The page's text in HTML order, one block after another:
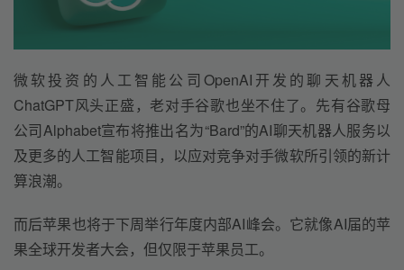
微软投资的人工智能公司OpenAI开发的聊天机器人
ChatGPT风头正盛，老对手谷歌也坐不住了。先有谷歌母
公司Alphabet宣布将推出名为“Bard”的AI聊天机器人服务以
及更多的人工智能项目，以应对竞争对手微软所引领的新计
算浪潮。
而后苹果也将于下周举行年度内部AI峰会。它就像AI届的苹
果全球开发者大会，但仅限于苹果员工。